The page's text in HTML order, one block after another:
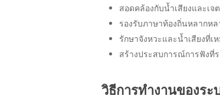
สอดคล้องกับน้ำเสียงและเ
รองรับภาษาท้องถิ่นหลากห
รักษาจังหวะและน้ำเสียงที่เ
สร้างประสบการณ์การฟังที่
วิธีการทำงานของร